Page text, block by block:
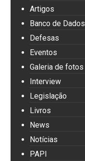
Artigos
Banco de Dados
Defesas
Eventos
Galeria de fotos
Interview
Legislação
Livros
News
Notícias
PAPI